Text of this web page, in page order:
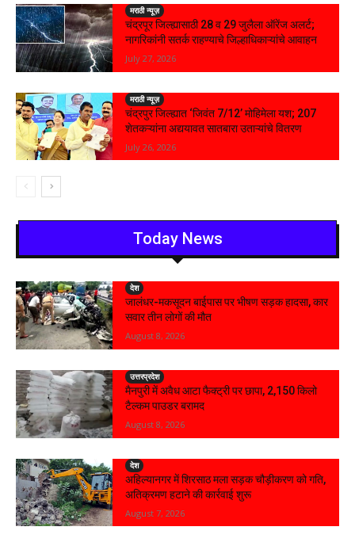
मराठी न्यूज़
चंद्रपूर जिल्ह्यासाठी 28 व 29 जुलैला ऑरेंज अलर्ट;
नागरिकांनी सतर्क राहण्याचे जिल्हाधिकाऱ्यांचे आवाहन
July 27, 2026
मराठी न्यूज़
चंद्रपुर जिल्ह्यात ‘जिवंत 7/12’ मोहिमेला यश; 207
शेतकऱ्यांना अद्ययावत सातबारा उताऱ्यांचे वितरण
July 26, 2026
Today News
देश
जालंधर-मकसूदन बाईपास पर भीषण सड़क हादसा, कार
सवार तीन लोगों की मौत
August 8, 2026
उत्तरप्रदेश
मैनपुरी में अवैध आटा फैक्ट्री पर छापा, 2,150 किलो
टैल्कम पाउडर बरामद
August 8, 2026
देश
अहिल्यानगर में शिरसाठ मला सड़क चौड़ीकरण को गति,
अतिक्रमण हटाने की कार्रवाई शुरू
August 7, 2026